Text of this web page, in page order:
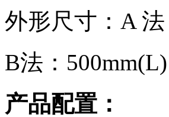
外形尺寸：A 法
B法：
产品配置：